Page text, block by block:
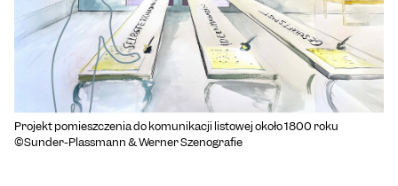
Projekt pomieszczenia do komunikacji listowej około 1800 roku
©Sunder-Plassmann & Werner Szenografie